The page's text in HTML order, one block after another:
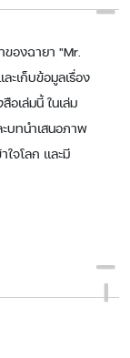
ของฉายา "Mr.
ะเก็บข้อมูลเรื่อง
อเล่มนี้ ในเล่ม
บทนำเสนอภาพ
ใจโลก และมี